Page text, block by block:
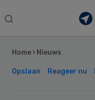
Search
Home › Nieuws
Opslaan Reageer nu
Sidebar